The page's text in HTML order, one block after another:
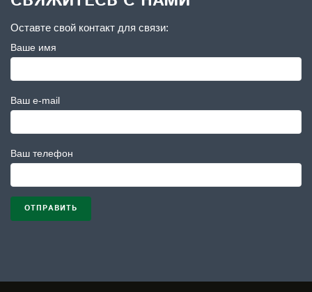
Оставте свой контакт для связи:
Ваше имя
Ваш e-mail
Ваш телефон